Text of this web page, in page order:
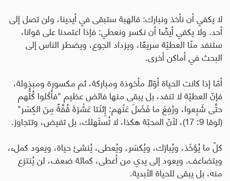
لا يكفي أن نأخذ ونبارك: فالهبة ستبقى في أيدينا، ولن تصل إلى
أحد. ولا يكفي أيضًا أن نكسر ونعطي: فإذا اعتمدنا على قوانا،
ستنفد منّا العطيّة سريعًا، ويزداد الجوع، ويضطر الناس إلى
البحث في أماكن أخرى.
أمّا إذا كانت الحياة أوّلًا مأخوذة ومباركة، ثم مكسورة ومبذولة،
فإنّ العطيّة لا تنفد، بل يبقى منها فائض عظيم "فأَكَلوا كُلُّهم
حتَّى شَبِعوا، ورُفِعَ ما فَضَلَ عَنْهم: إِثنَتا عَشْرَةَ قُفَّةً مِنَ الكِسَر"
(لوقا 9: 17)، لأنّ المحبّة هكذا، لا تُستَهلك، بل تفيض، وتتجاوز
.
كلّ ما يُؤخَذ، ويُبارَك، ويُكسَر، ويُعطى، يُنشئ حياة، ويعود كملء،
ويتضاعف. ويعود إلى يدي من أعطى، كمائة ضعف، لن يُنتزع
منه، بل يبقى للحياة الأبدية.